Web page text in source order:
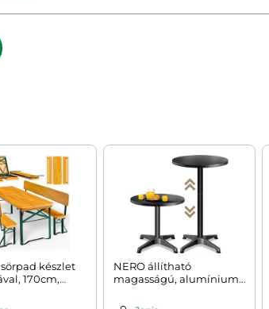
sörpad készlet
170cm,
NERO állítható
magasságú, alumínium